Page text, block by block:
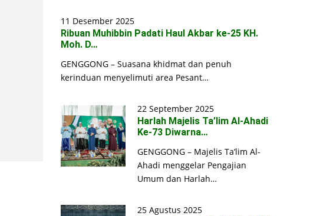
11 Desember 2025
Ribuan Muhibbin Padati Haul Akbar ke-25 KH.
Moh. D…
GENGGONG – Suasana khidmat dan penuh
kerinduan menyelimuti area Pesant…
22 September 2025
Harlah Majelis Ta’lim Al-Ahadi
Ke-73 Diwarna…
GENGGONG – Majelis Ta’lim Al-
Ahadi menggelar Pengajian
Umum dan Harlah…
25 Agustus 2025